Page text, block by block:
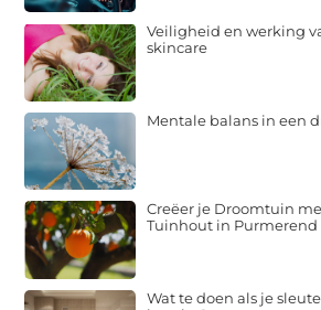
Veiligheid en werking
skincare
Mentale balans in een
Creëer je Droomtuin
Tuinhout in Purmerend
Wat te doen als je